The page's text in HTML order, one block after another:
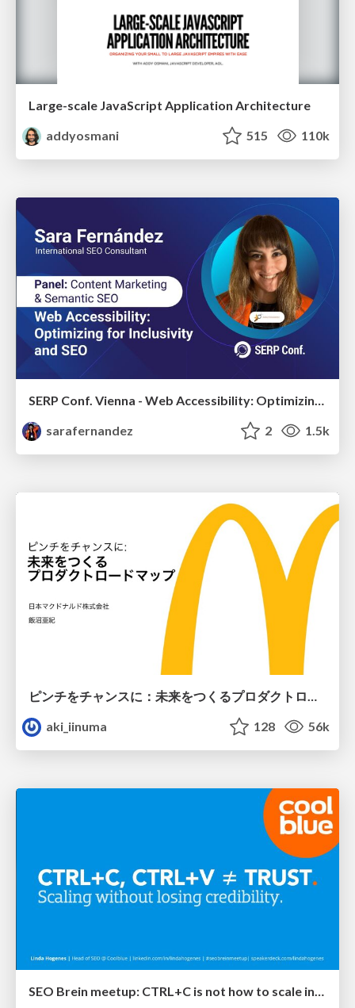
Large-scale JavaScript Application Architecture
addyosmani
515 110k
SERP Conf. Vienna - Web Accessibility: Optimizing for Inclusivity and SEO
sarafernandez
2 1.5k
ピンチをチャンスに：未来をつくるプロダクトロードマップ #pmconf2020
aki_iinuma
128 56k
SEO Brein meetup: CTRL+C is not how to scale international SEO